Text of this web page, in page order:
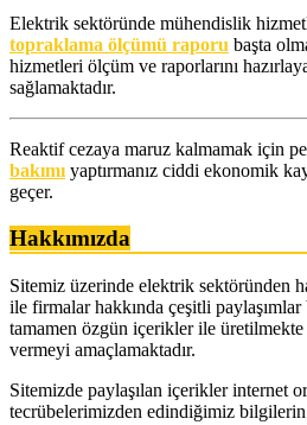
Elektrik sektöründe mühendislik
topraklama ölçümü raporu başta
hizmetleri ölçüm ve raporlarını
sağlamaktadır.
Reaktif cezaya maruz kalmamak için
bakımı yaptırmanız ciddi ekonomik
geçer.
Hakkımızda
Sitemiz üzerinde elektrik sektöründen
ile firmalar hakkında çeşitli
tamamen özgün içerikler ile
vermeyi amaçlamaktadır.
Sitemizde paylaşılan içerikler internet
tecrübelerimizden edindiğimiz